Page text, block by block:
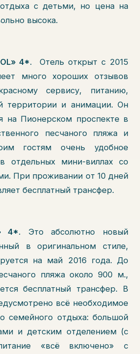
с детьми, но цена на
высока.
4*. Отель открыт с 2015
много хороших отзывов
сервису, питанию,
территории и анимации. Он
на Пионерском проспекте в
песчаного пляжа и
гостям очень удобное
отдельных мини-виллах со
При проживании от 10 дней
бесплатный трансфер.
4*. Это абсолютно новый
в оригинальном стиле,
на май 2016 года. До
пляжа около 900 м.,
бесплатный трансфер. В
всё необходимое
семейного отдыха: большой
и детским отделением (с
«всё включено» с